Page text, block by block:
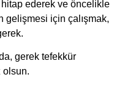
hitap ederek ve öncelikle
gelişmesi için çalışmak,
gerek tefekkür
olsun.